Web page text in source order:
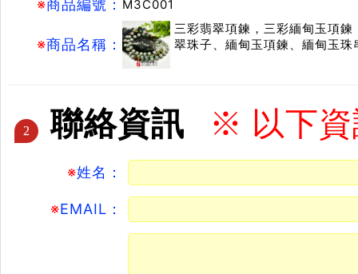
※商品編號： M3C001
※商品名稱：
三彩翡翠項鍊，三彩緬甸玉項
翠珠子、緬甸玉項鍊、緬甸玉
2 聯絡資訊 ※ 以下資
※姓名：
※EMAIL：